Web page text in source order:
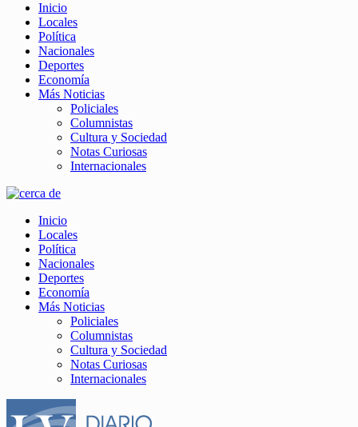
Inicio
Locales
Política
Nacionales
Deportes
Economía
Más Noticias
Policiales
Columnistas
Cultura y Sociedad
Notas Curiosas
Internacionales
Inicio
Locales
Política
Nacionales
Deportes
Economía
Más Noticias
Policiales
Columnistas
Cultura y Sociedad
Notas Curiosas
Internacionales